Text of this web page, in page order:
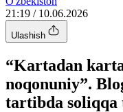
21:19 / 10.06.2026
Ulashish
“Kartadan
noqonuniy”.
tartibda